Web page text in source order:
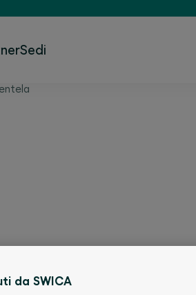
Sedi
passi ed eliminare
da SWICA